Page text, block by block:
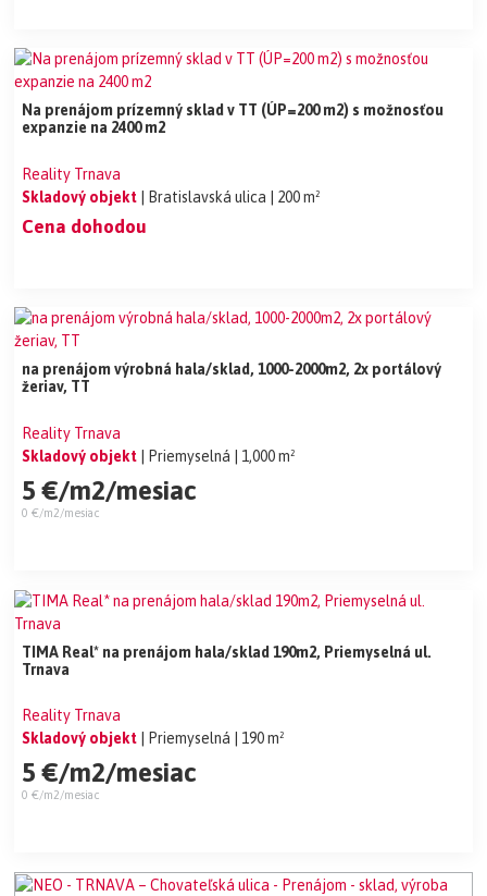
Na prenájom prízemný sklad v TT (ÚP=200 m2) s možnosťou
expanzie na 2400 m2
Reality Trnava
Skladový objekt
| Bratislavská ulica | 200 m²
Cena dohodou
na prenájom výrobná hala/sklad, 1000-2000m2, 2x portálový
žeriav, TT
Reality Trnava
Skladový objekt
| Priemyselná | 1,000 m²
5 €/m2/mesiac
0 €/m2/mesiac
TIMA Real* na prenájom hala/sklad 190m2, Priemyselná ul.
Trnava
Reality Trnava
Skladový objekt
| Priemyselná | 190 m²
5 €/m2/mesiac
0 €/m2/mesiac